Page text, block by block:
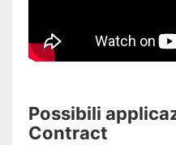
Possibili
Contract